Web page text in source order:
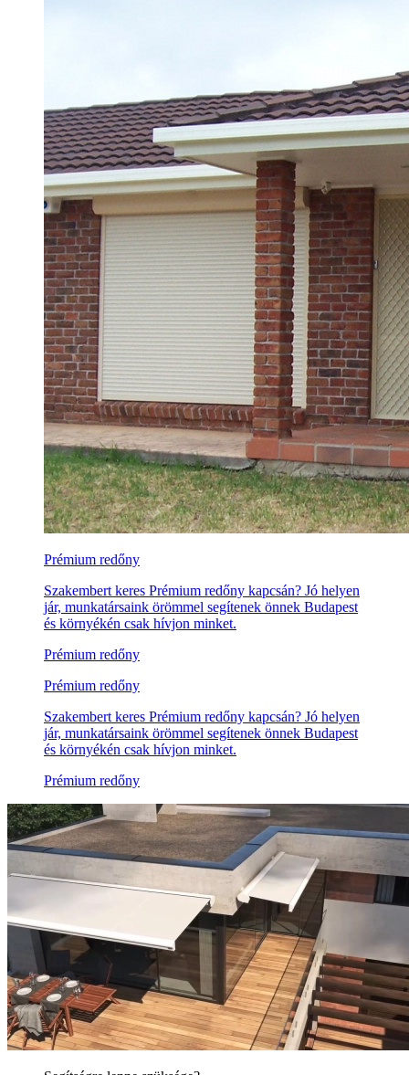
Prémium redőny
Szakembert keres Prémium redőny kapcsán? Jó helyen
jár, munkatársaink örömmel segítenek önnek Budapest
és környékén csak hívjon minket.
Prémium redőny
Prémium redőny
Szakembert keres Prémium redőny kapcsán? Jó helyen
jár, munkatársaink örömmel segítenek önnek Budapest
és környékén csak hívjon minket.
Prémium redőny